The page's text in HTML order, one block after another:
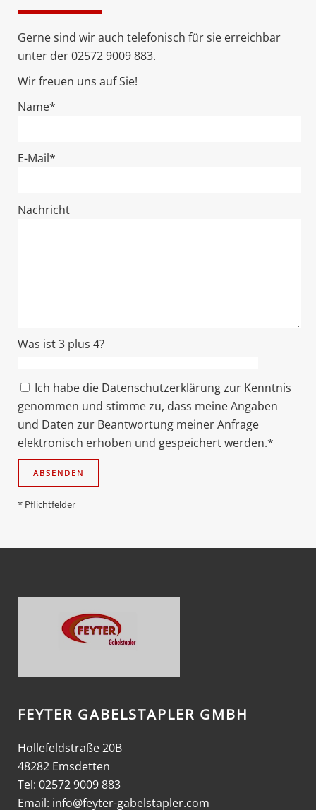
dieses
leer.
Gerne sind wir auch telefonisch für sie erreichbar
unter der 02572 9009 883.
Wir freuen uns auf Sie!
Name*
E-Mail*
Nachricht
Was ist 3 plus 4?
Ich habe die Datenschutzerklärung zur Kenntnis
genommen und stimme zu, dass meine Angaben
und Daten zur Beantwortung meiner Anfrage
elektronisch erhoben und gespeichert werden.*
* Pflichtfelder
FEYTER GABELSTAPLER GMBH
Hollefeldstraße 20B
48282 Emsdetten
Tel: 02572 9009 883
Email: info@feyter-gabelstapler.com